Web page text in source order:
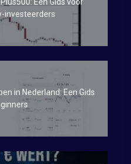
investeerders
in Nederland: Een Gids